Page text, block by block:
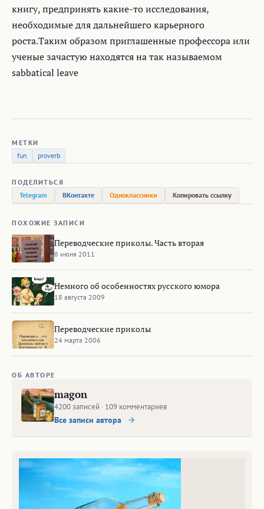
книгу, предпринять какие-то исследования,
необходимые для дальнейшего карьерного
роста.Таким образом приглашенные профессора или
ученые зачастую находятся на так называемом
sabbatical leave
МЕТКИ
fun
proverb
ПОДЕЛИТЬСЯ
Telegram
ВКонтакте Одноклассники Копировать ссылку
ПОХОЖИЕ ЗАПИСИ
Переводческие приколы. Часть вторая
8 июня 2011
Немного об особенностях русского юмора
18 августа 2009
Переводческие приколы
24 марта 2006
ОБ АВТОРЕ
magon
4200 записей · 109 комментариев
Все записи автора